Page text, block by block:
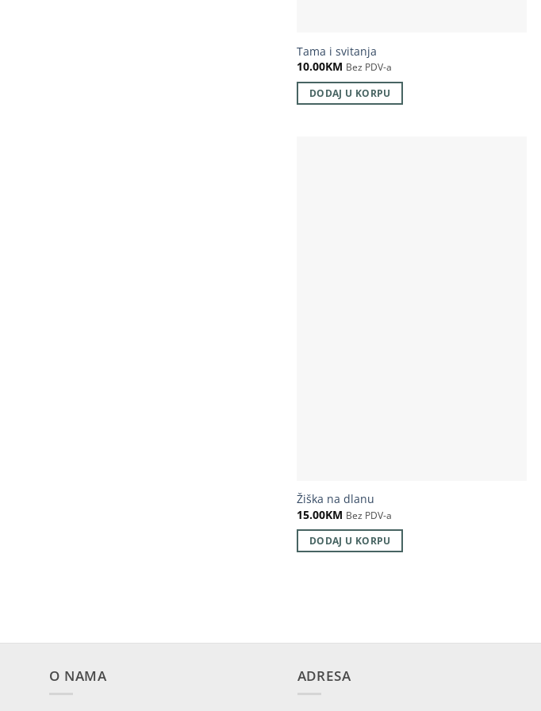
Tama i svitanja
10.00KM Bez PDV-a
DODAJ U KORPU
Žiška na dlanu
15.00KM Bez PDV-a
DODAJ U KORPU
O NAMA ADRESA